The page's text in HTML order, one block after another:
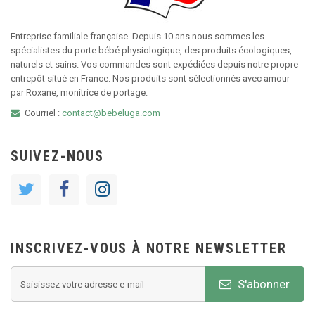
Entreprise familiale française. Depuis 10 ans nous sommes les
spécialistes du porte bébé physiologique, des produits écologiques,
naturels et sains. Vos commandes sont expédiées depuis notre propre
entrepôt situé en France. Nos produits sont sélectionnés avec amour
par Roxane, monitrice de portage.
Courriel : contact@bebeluga.com
SUIVEZ-NOUS
INSCRIVEZ-VOUS À NOTRE NEWSLETTER
S'abonner